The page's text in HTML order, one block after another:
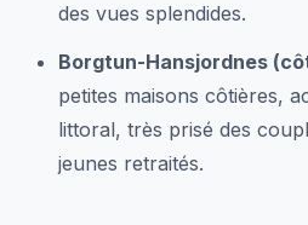
des vues splendides.
Borgtun-Hansjordnes
petites maisons côtières,
littoral, très prisé des
jeunes retraités.